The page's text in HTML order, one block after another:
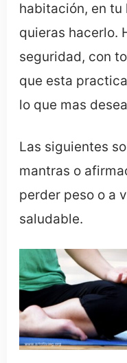
habitación, en tu
quieras hacerlo.
seguridad, con
que esta
lo que mas
Las siguientes
mantras o
perder peso o a
saludable.